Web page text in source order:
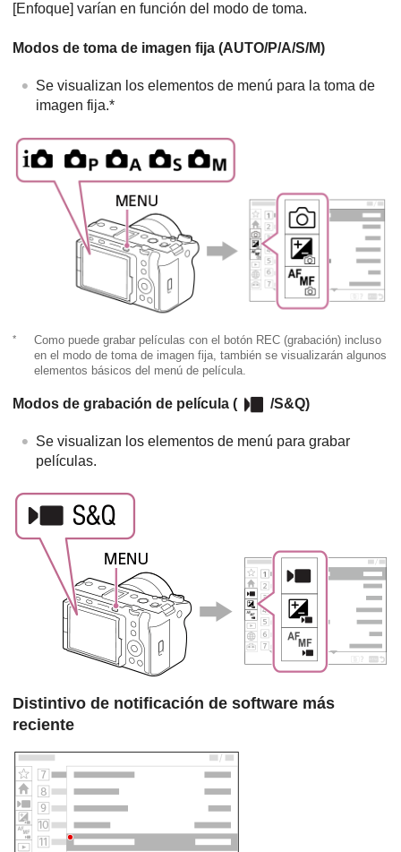
[Enfoque] varían en función del modo de toma.
Modos de toma de imagen fija (AUTO/P/A/S/M)
Se visualizan los elementos de menú para la toma de
imagen fija.*
*
Como puede grabar películas con el botón REC (grabación) incluso
en el modo de toma de imagen fija, también se visualizarán algunos
elementos básicos del menú de película.
Modos de grabación de película ( /S&Q)
Se visualizan los elementos de menú para grabar
películas.
Distintivo de notificación de software más
reciente